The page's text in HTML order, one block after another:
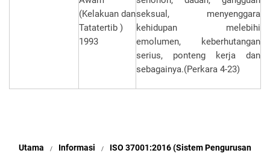
(Kelakuan dan
Tatatertib )
1993
seksual, menyenggara
kehidupan melebihi
emolumen, keberhutangan
serius, ponteng kerja dan
sebagainya.(Perkara 4-23)
Utama Informasi
ISO 37001:2016 (Sistem Pengurusan